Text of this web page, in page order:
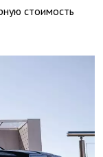
стоимость